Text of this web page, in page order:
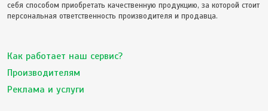
себя способом приобретать качественную продукцию, за которой стоит
персональная ответственность производителя и продавца.
Как работает наш сервис?
Производителям
Реклама и услуги